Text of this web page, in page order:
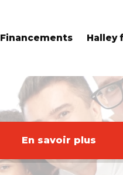
Financements Halley
Eveil
Stages
Kids at
En savoir plus